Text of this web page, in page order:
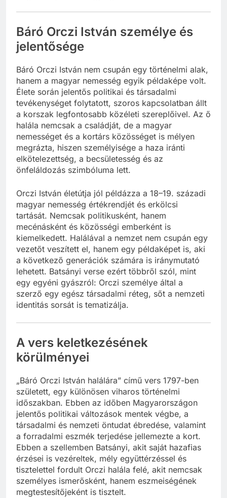
Báró Orczi István személye és
jelentősége
Báró Orczi István nem csupán egy történelmi alak,
hanem a magyar nemesség egyik példaképe volt.
Élete során jelentős politikai és társadalmi
tevékenységet folytatott, szoros kapcsolatban állt
a korszak legfontosabb közéleti szereplőivel. Az ő
halála nemcsak a családját, de a magyar
nemességet és a kortárs közösséget is mélyen
megrázta, hiszen személyisége a haza iránti
elkötelezettség, a becsületesség és az
önfeláldozás szimbóluma lett.
Orczi István életútja jól példázza a 18–19. századi
magyar nemesség értékrendjét és erkölcsi
tartását. Nemcsak politikusként, hanem
mecénásként és közösségi emberként is
kiemelkedett. Halálával a nemzet nem csupán egy
vezetőt veszített el, hanem egy példaképet is, aki
a következő generációk számára is iránymutató
lehetett. Batsányi verse ezért többről szól, mint
egy egyéni gyászról: Orczi személye által a
szerző egy egész társadalmi réteg, sőt a nemzeti
identitás sorsát is tematizálja.
A vers keletkezésének
körülményei
„Báró Orczi István halálára” című vers 1797-ben
született, egy különösen viharos történelmi
időszakban. Ebben az időben Magyarországon
jelentős politikai változások mentek végbe, a
társadalmi és nemzeti öntudat ébredése, valamint
a forradalmi eszmék terjedése jellemezte a kort.
Ebben a szellemben Batsányi, akit saját hazafias
érzései is vezéreltek, mély együttérzéssel és
tisztelettel fordult Orczi halála felé, akit nemcsak
személyes ismerősként, hanem eszmeiségének
megtestesítőjeként is tisztelt.